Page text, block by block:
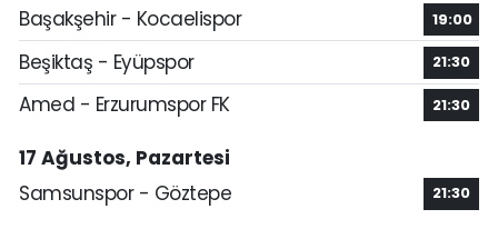
Başakşehir - Kocaelispor
19:00
Beşiktaş - Eyüpspor 21:30
Amed - Erzurumspor FK 21:30
17 Ağustos, Pazartesi
Samsunspor - Göztepe
21:30